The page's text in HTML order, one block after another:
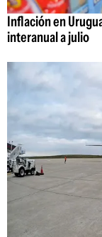
Inflación en
interanual a julio